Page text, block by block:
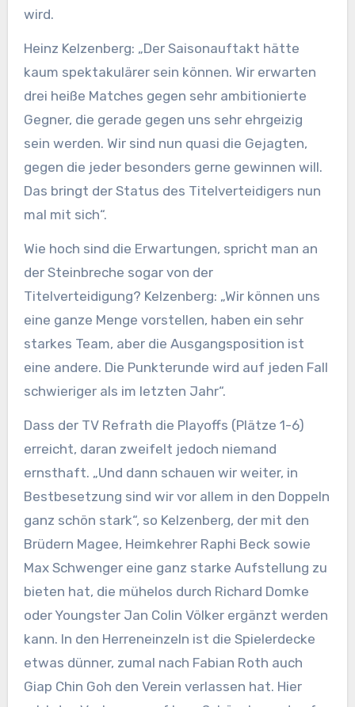
wird.
Heinz Kelzenberg: „Der Saisonauftakt hätte
kaum spektakulärer sein können. Wir erwarten
drei heiße Matches gegen sehr ambitionierte
Gegner, die gerade gegen uns sehr ehrgeizig
sein werden. Wir sind nun quasi die Gejagten,
gegen die jeder besonders gerne gewinnen will.
Das bringt der Status des Titelverteidigers nun
mal mit sich“.
Wie hoch sind die Erwartungen, spricht man an
der Steinbreche sogar von der
Titelverteidigung? Kelzenberg: „Wir können uns
eine ganze Menge vorstellen, haben ein sehr
starkes Team, aber die Ausgangsposition ist
eine andere. Die Punkterunde wird auf jeden Fall
schwieriger als im letzten Jahr“.
Dass der TV Refrath die Playoffs (Plätze 1-6)
erreicht, daran zweifelt jedoch niemand
ernsthaft. „Und dann schauen wir weiter, in
Bestbesetzung sind wir vor allem in den Doppeln
ganz schön stark“, so Kelzenberg, der mit den
Brüdern Magee, Heimkehrer Raphi Beck sowie
Max Schwenger eine ganz starke Aufstellung zu
bieten hat, die mühelos durch Richard Domke
oder Youngster Jan Colin Völker ergänzt werden
kann. In den Herreneinzeln ist die Spielerdecke
etwas dünner, zumal nach Fabian Roth auch
Giap Chin Goh den Verein verlassen hat. Hier